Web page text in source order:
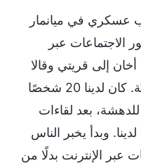
حدث انقلاب عسكري في ميانمار
الاجتماعات عبر
إلى قريتي وقالا
إنهما يرغبان عقد اجتماعات محليّة. كان لدينا 20 شخصًا
بعد لقاءات
وبدأ يخبر الناس
عبر الإنترنت بدلًا من